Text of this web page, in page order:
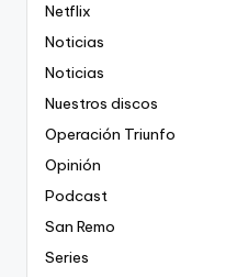
Netflix
Noticias
Noticias
Nuestros discos
Operación Triunfo
Opinión
Podcast
San Remo
Series